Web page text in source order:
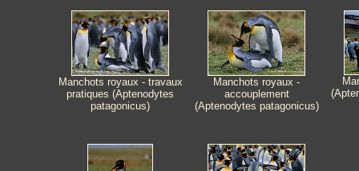
Manchots royaux - travaux
pratiques (Aptenodytes
patagonicus)
Manchots royaux -
accouplement
(Aptenodytes patagonicus)